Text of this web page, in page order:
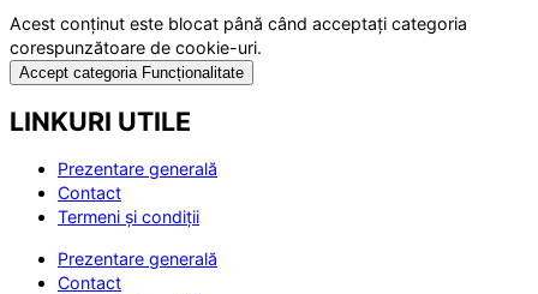
Acest conținut este blocat până când acceptați categoria
corespunzătoare de cookie-uri.
Accept categoria Funcționalitate
LINKURI UTILE
Prezentare generală
Contact
Termeni și condiții
Prezentare generală
Contact